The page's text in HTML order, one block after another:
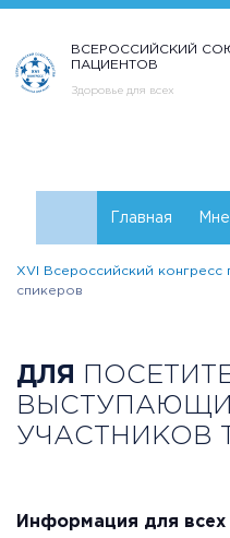
ВСЕРОССИЙСКИЙ
ПАЦИЕНТОВ
Здоровье для всех
Главная
Контакты Партнеры
XVI Всероссийский конгресс
спикеров
ДЛЯ
УЧАСТНИКОВ
Информация для всех